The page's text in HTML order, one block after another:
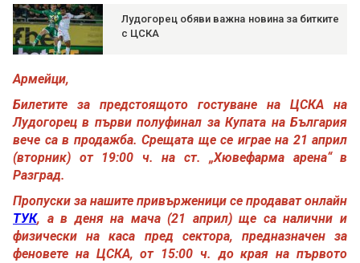
Лудогорец обяви важна новина за битките
с ЦСКА
Армейци,
Билетите за предстоящото гостуване на ЦСКА на
Лудогорец в първи полуфинал за Купата на България
вече са в продажба. Срещата ще се играе на 21 април
(вторник) от 19:00 ч. на ст. „Хювефарма арена“ в
Разград.
Пропуски за нашите привърженици се продават онлайн
ТУК, а в деня на мача (21 април) ще са налични и
физически на каса пред сектора, предназначен за
феновете на ЦСКА, от 15:00 ч. до края на първото